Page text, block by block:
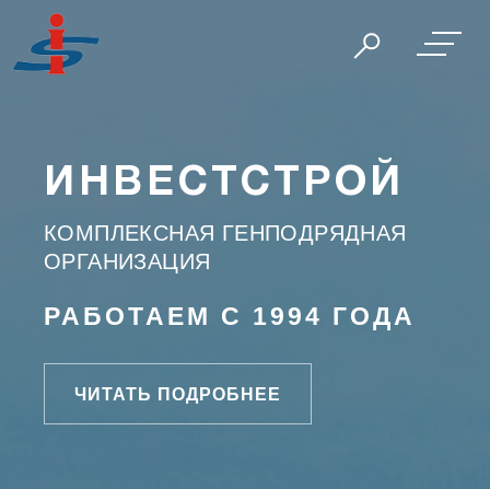
ИНВЕСТСТРОЙ
КОМПЛЕКСНАЯ ГЕНПОДРЯДНАЯ
ОРГАНИЗАЦИЯ
РАБОТАЕМ С 1994 ГОДА
ЧИТАТЬ ПОДРОБНЕЕ